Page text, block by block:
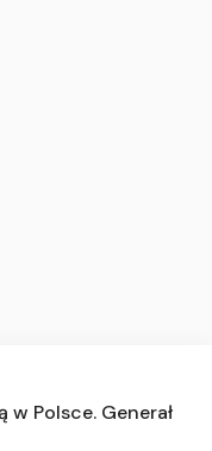
Polsce. Generał